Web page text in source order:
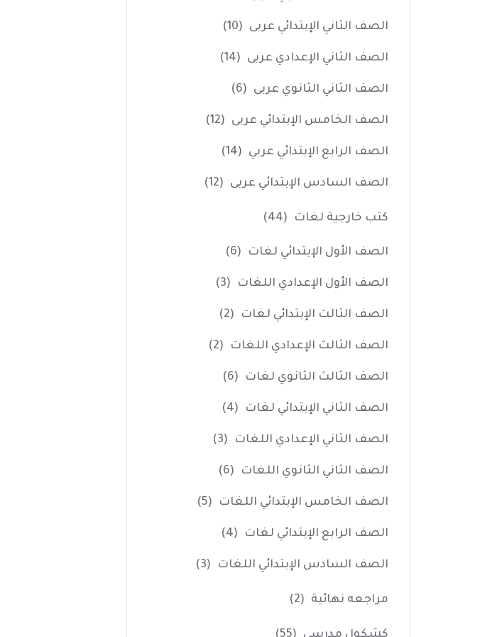
الصف الثاني الإبتدائي عربى (10)
الصف الثاني الإعدادي عربى (14)
الصف الثاني الثانوي عربى (6)
الصف الخامس الإبتدائي عربى (12)
الصف الرابع الإبتدائي عربي (14)
الصف السادس الإبتدائي عربى (12)
كتب خارجية لغات (44)
الصف الأول الإبتدائي لغات (6)
الصف الأول الإعدادي اللغات (3)
الصف الثالث الإبتدائي لغات (2)
الصف الثالث الإعدادي اللغات (2)
الصف الثالث الثانوي لغات (6)
الصف الثاني الإبتدائي لغات (4)
الصف الثاني الإعدادي اللغات (3)
الصف الثاني الثانوي اللغات (6)
الصف الخامس الإبتدائي اللغات (5)
الصف الرابع الإبتدائي لغات (4)
الصف السادس الإبتدائي اللغات (3)
مراجعه نهائية (2)